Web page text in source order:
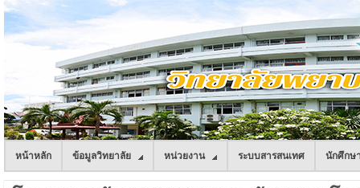
หน้าหลัก ข้อมูลวิทยาลัย หน่วยงาน ระบบสารสนเทศ นักศึกษ